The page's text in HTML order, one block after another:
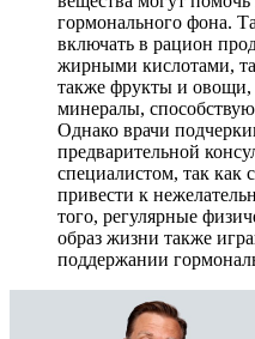
гормонального фона.
включать в рацион
жирными кислотами,
также фрукты и
минералы,
Однако врачи
предварительной
специалистом, так как
привести к
того, регулярные
образ жизни также
поддержании